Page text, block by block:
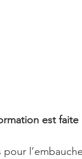
est